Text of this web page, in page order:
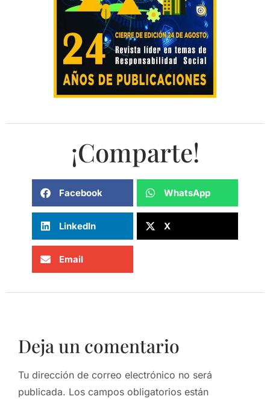
¡Comparte!
Facebook WhatsApp
LinkedIn X
Email
Deja un comentario
Tu dirección de correo electrónico no será
publicada. Los campos obligatorios están